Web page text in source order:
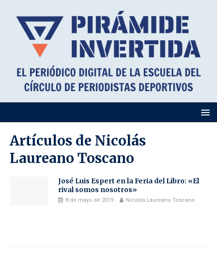
Artículos de Nicolás
Laureano Toscano
José Luis Espert en la Feria del Libro: «El
rival somos nosotros»
8 de mayo de 2019 Nicolás Laureano Toscano